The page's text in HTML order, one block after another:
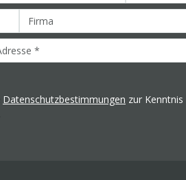
Datenschutzbestimmungen zur Kenntnis